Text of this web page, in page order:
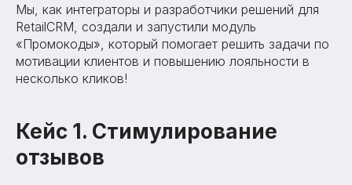
Мы, как интеграторы и разработчики решений для
RetailCRM, создали и запустили модуль
«Промокоды», который помогает решить задачи по
мотивации клиентов и повышению лояльности в
несколько кликов!
Кейс 1. Стимулирование
отзывов